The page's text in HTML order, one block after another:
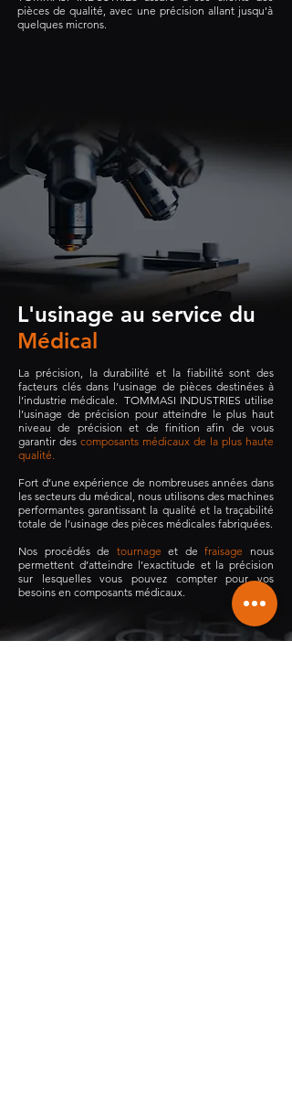
pièces de qualité, avec une précision allant jusqu'à
quelques microns.
La précision, la durabilité et la fiabilité sont des
facteurs clés dans l’usinage de pièces destinées à
l’industrie médicale. TOMMASI INDUSTRIES utilise
l’usinage de précision pour atteindre le plus haut
niveau de précision et de finition afin de vous
garantir des composants médicaux de la plus haute
qualité.
Fort d’une expérience de nombreuses années dans
les secteurs du médical, nous utilisons des machines
performantes garantissant la qualité et la traçabilité
totale de l’usinage des pièces médicales fabriquées.
Nos procédés de tournageet defraisage nous
permettent d’atteindre l’exactitude et la précision
sur lesquelles vous pouvez compter pour vos
besoins en composants médicaux.
L'usinage au service du
Médical